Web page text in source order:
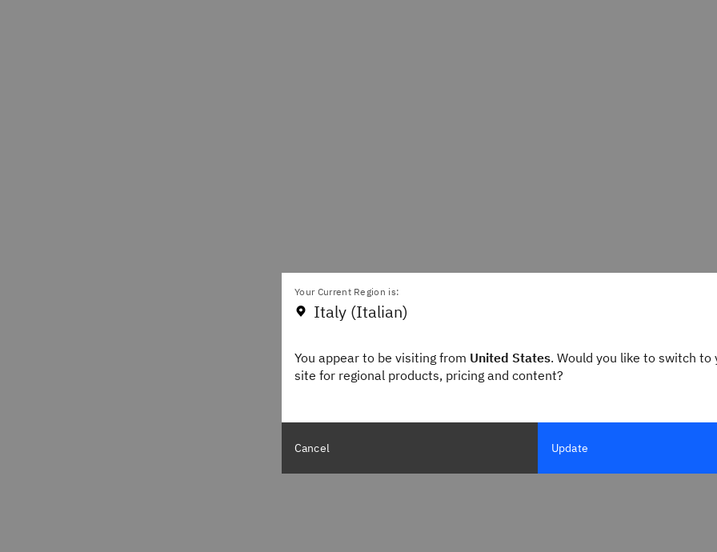
Your Current Region is:
Italy (Italian)
You appear to be visiting from United States. Would you like to switch to
site for regional products, pricing and content?
Cancel Update